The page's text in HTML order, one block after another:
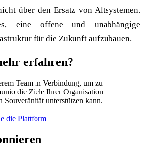
über den Ersatz von Altsystemen.
eine offene und unabhängige
für die Zukunft aufzubauen.
erfahren?
Team in Verbindung, um zu
die Ziele Ihrer Organisation
Souveränität unterstützen kann.
die Plattform